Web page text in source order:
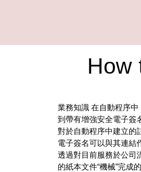
How
業務知識 在自動程序
到帶有增強安全電子簽
對於自動程序中建立的
電子簽名可以與其連結
透過對目前服務於公司
的紙本文件“機械”完成